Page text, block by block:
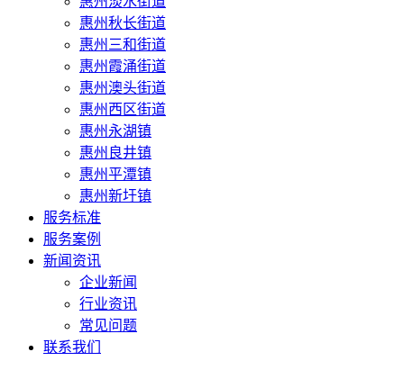
惠州秋长街道
惠州三和街道
惠州霞涌街道
惠州澳头街道
惠州西区街道
惠州永湖镇
惠州良井镇
惠州平潭镇
惠州新圩镇
服务标准
服务案例
新闻资讯
企业新闻
行业资讯
常见问题
联系我们